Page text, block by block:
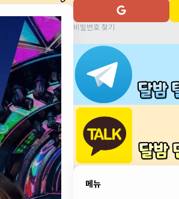
비밀번호 찾기
메뉴